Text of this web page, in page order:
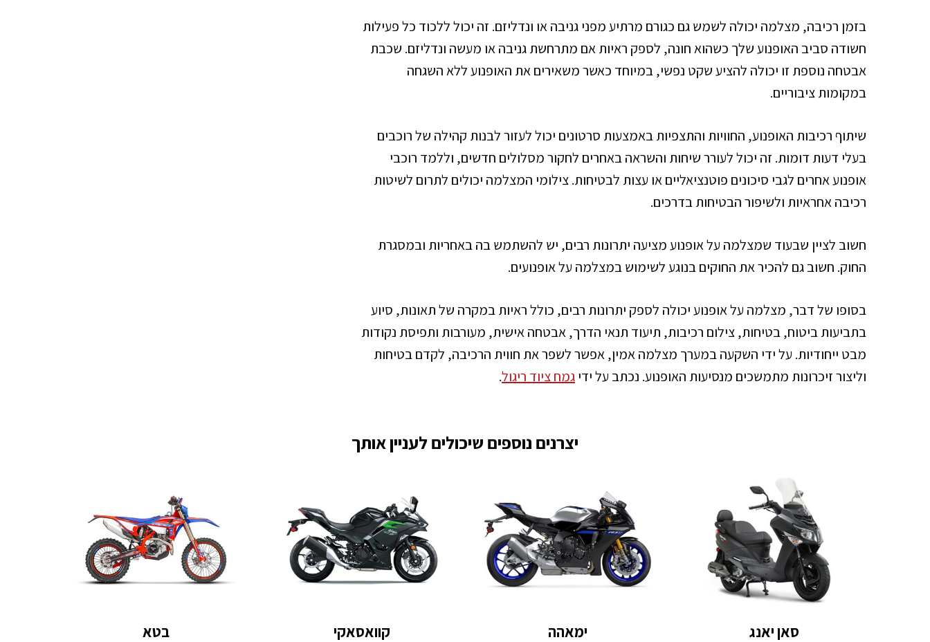
בזמן רכיבה, מצלמה יכולה לשמש גם כגורם מרתיע מפני גניבה או ונדליזם. זה יכול ללכוד כל פעילות
חשודה סביב האופנוע שלך כשהוא חונה, לספק ראיות אם מתרחשת גניבה או מעשה ונדליזם. שכבת
אבטחה נוספת זו יכולה להציע שקט נפשי, במיוחד כאשר משאירים את האופנוע ללא השגחה
במקומות ציבוריים.
שיתוף רכיבות האופנוע, החוויות והתצפיות באמצעות סרטונים יכול לעזור לבנות קהילה של רוכבים
בעלי דעות דומות. זה יכול לעורר שיחות והשראה באחרים לחקור מסלולים חדשים, וללמד רוכבי
אופנוע אחרים לגבי סיכונים פוטנציאליים או עצות לבטיחות. צילומי המצלמה יכולים לתרום לשיטות
רכיבה אחראיות ולשיפור הבטיחות בדרכים.
חשוב לציין שבעוד שמצלמה על אופנוע מציעה יתרונות רבים, יש להשתמש בה באחריות ובמסגרת
החוק. חשוב גם להכיר את החוקים בנוגע לשימוש במצלמה על אופנועים.
בסופו של דבר, מצלמה על אופנוע יכולה לספק יתרונות רבים, כולל ראיות במקרה של תאונות, סיוע
בתביעות ביטוח, בטיחות, צילום רכיבות, תיעוד תנאי הדרך, אבטחה אישית, מעורבות ותפיסת נקודות
מבט ייחודיות. על ידי השקעה במערך מצלמה אמין, אפשר לשפר את חווית הרכיבה, לקדם בטיחות
וליצור זיכרונות מתמשכים מנסיעות האופנוע. נכתב על ידיגמח ציוד ריגול.
יצרנים נוספים שיכולים לעניין אותך
סאן יאנג ימאהה קוואסאקי בטא